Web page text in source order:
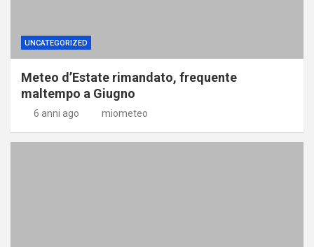
UNCATEGORIZED
Meteo d’Estate rimandato, frequente
maltempo a Giugno
6 anni ago miometeo